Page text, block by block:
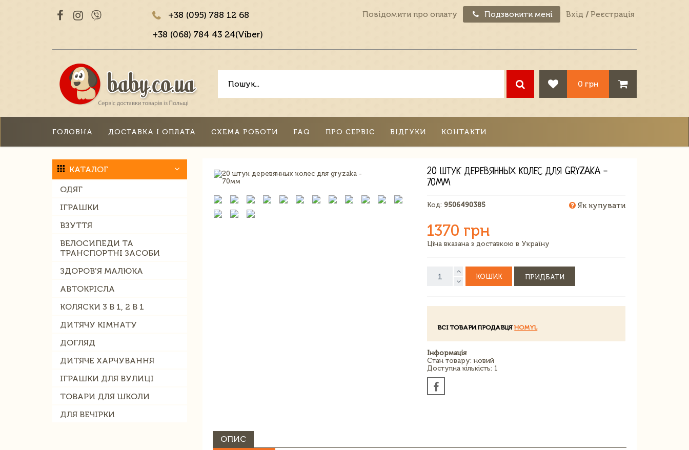
+38 (095) 788 12 68
+38 (068) 784 43 24(Viber)
Повідомити про оплату Подзвонити мені Вхід / Реєстрація
0 грн
ГОЛОВНА ДОСТАВКА І ОПЛАТА СХЕМА РОБОТИ FAQ ПРО СЕРВІС ВІДГУКИ КОНТАКТИ
КАТАЛОГ
ОДЯГ
ІГРАШКИ
ВЗУТТЯ
ВЕЛОСИПЕДИ ТА
ТРАНСПОРТНІ ЗАСОБИ
ЗДОРОВ'Я МАЛЮКА
АВТОКРІСЛА
КОЛЯСКИ 3 В 1, 2 В 1
ДИТЯЧУ КІМНАТУ
ДОГЛЯД
ДИТЯЧЕ ХАРЧУВАННЯ
ІГРАШКИ ДЛЯ ВУЛИЦІ
ТОВАРИ ДЛЯ ШКОЛИ
ДЛЯ ВЕЧІРКИ
20 ШТУК ДЕРЕВЯННЫХ КОЛЕС ДЛЯ GRYZAKA -
70ММ
Код:9506490385 Як купувати
1370 грн
Ціна вказана з доставкою в Україну
КОШИК ПРИДБАТИ
ВСІ ТОВАРИ ПРОДАВЦЯHOMYL
Інформація
Стан товару: новий
Доступна кількість: 1
ОПИС